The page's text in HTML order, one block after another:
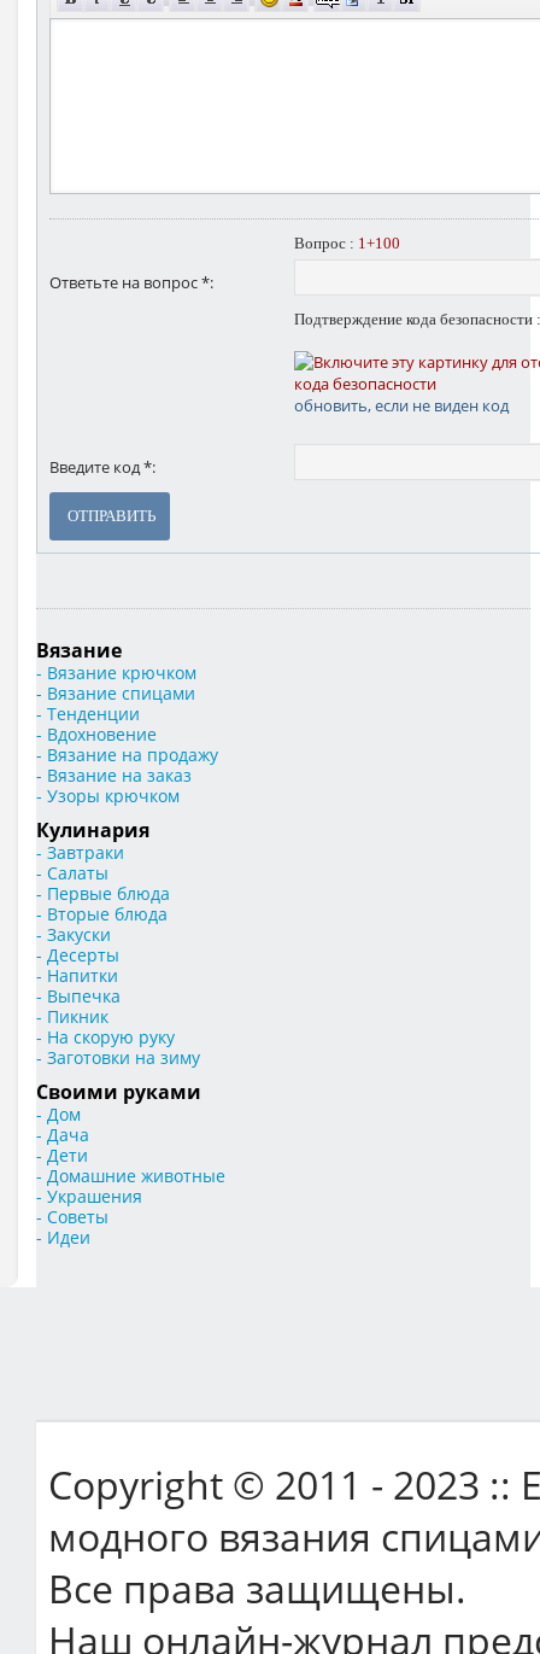
Вопрос : 1+100
Ответьте на вопрос *:
Подтверждение кода безопасности :
обновить, если не виден код
Введите код *:
ОТПРАВИТЬ
Вязание
- Вязание крючком
- Вязание спицами
- Тенденции
- Вдохновение
- Вязание на продажу
- Вязание на заказ
- Узоры крючком
Кулинария
- Завтраки
- Салаты
- Первые блюда
- Вторые блюда
- Закуски
- Десерты
- Напитки
- Выпечка
- Пикник
- На скорую руку
- Заготовки на зиму
Своими руками
- Дом
- Дача
- Дети
- Домашние животные
- Украшения
- Советы
- Идеи
Copyright © 2011 - 2023 ::
модного вязания
Все права защищены.
Наш онлайн-журнал